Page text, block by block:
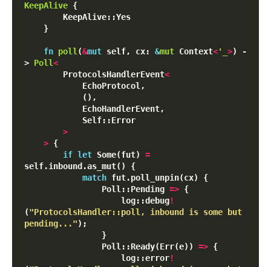
KeepAlive {
fn poll(&mut self, cx: &mut Context<'_ >) -
> Poll<
        ProtocolsHandlerEvent
<
>
> {
if let Some(fut) =
self.inbound.as_mut() {
match fut.poll_unpin(cx) {
                Poll::Pending
=> {
                    log::debug
!
("ProtocolsHandler::poll, inbound is some but
pending...");
                Poll::Ready(Err(e))
=> {
                    log::error
!